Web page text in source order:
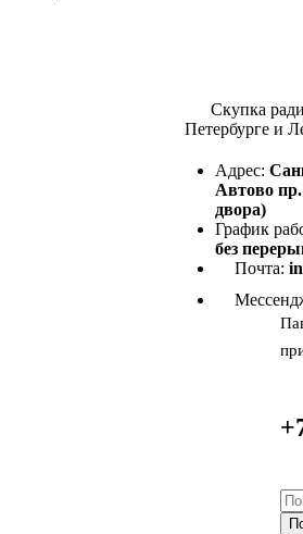
Скупка
Петербурге и
Адрес:
Автово пр.
двора)
График
без
Почта: